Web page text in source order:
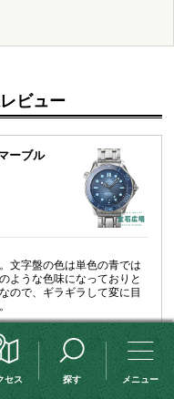
ビュー
ーブル
文字盤の色は単色の青では
ような色味になっておりと
ので、ギラギラして変に目
セス 探す メニュー
検索条件変更